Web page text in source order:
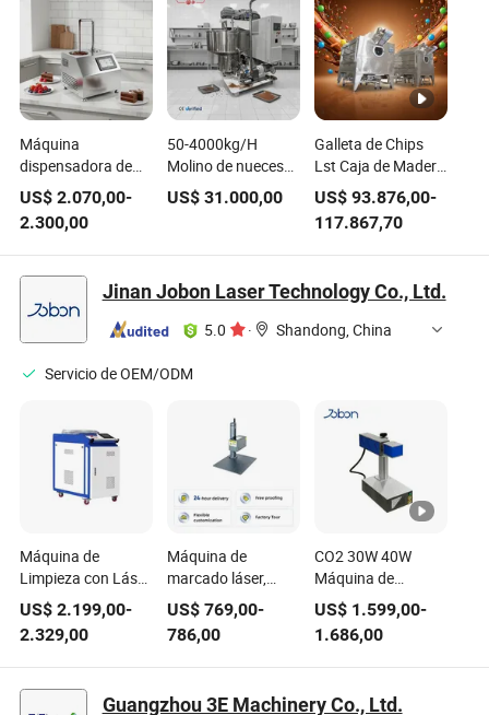
Máquina
dispensadora de
chocolate de
madera premium
con certificación CE
US$2.070,00-
2.300,00
50-4000kg/H
Molino de nueces
de madera eficiente
para la molienda de
US$ 31.000,00
Galleta de Chips
Lst Caja de Madera
400*640*1440mm
Máquina de
Comida de China
Lst-Rd500L
US$ 93.876,00-
117.867,70
Jinan Jobon Laser Technology Co., Ltd.
5.0 · Shandong, China
Servicio de OEM/ODM
Máquina de
Limpieza con Láser
de Pulso 200W
300W 500W
Máquina de
Eliminación de
Óxido con Láser
Continua 2000W
US$2.199,00-
2.329,00
Máquina de
marcado láser,
grabado y grabado
en metal, plástico,
vidrio y madera,
precio, costo, venta
US$ 769,00-
786,00
CO2 30W 40W
Máquina de
Grabado por Láser
10mm/20mm
Cabezal Galvo
Grabado en
US$ 1.599,00-
1.686,00
Guangzhou 3E Machinery Co., Ltd.